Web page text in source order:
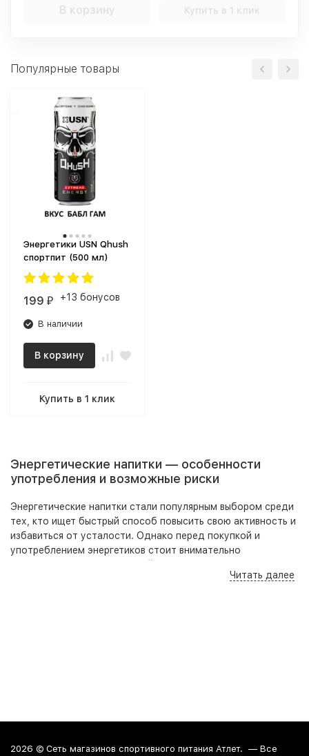
В корзину Купить в 1 клик
Популярные товары
Энергетики USN Qhush
спортпит (500 мл)
199 ₽ +13 бонусов
В наличии
В корзину
Купить в 1 клик
Энергетические напитки — особенности
употребления и возможные риски
Энергетические напитки стали популярным выбором среди
тех, кто ищет быстрый способ повысить свою активность и
избавиться от усталости. Однако перед покупкой и
употреблением энергетиков стоит внимательно
временный источник энергии, стимулирующий тело и
содержанием натуральных стимуляторов вроде кофеина,
Читать далее
2026 © Сеть магазинов спортивного питания Атлет. — Все